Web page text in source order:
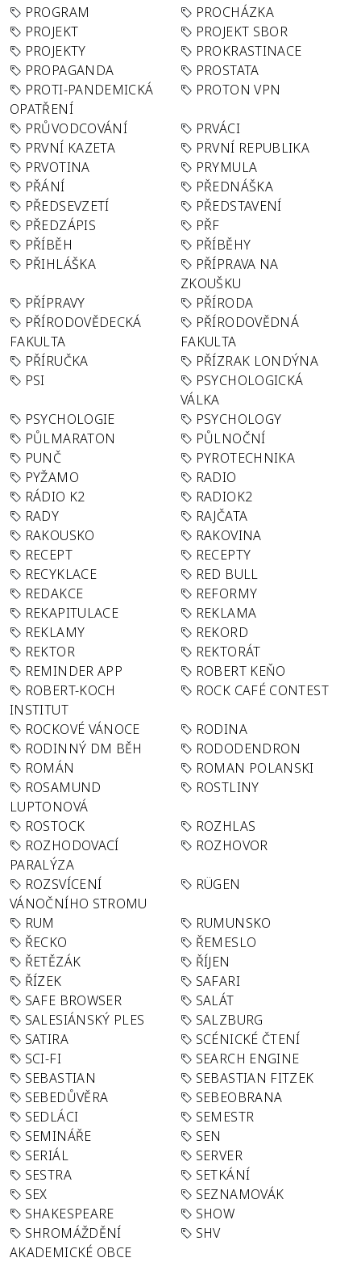
PROGRAM
PROCHÁZKA
PROJEKT
PROJEKT SBOR
PROJEKTY
PROKRASTINACE
PROPAGANDA
PROSTATA
PROTI-PANDEMICKÁ
OPATŘENÍ
PROTON VPN
PRŮVODCOVÁNÍ
PRVÁCI
PRVNÍ KAZETA
PRVNÍ REPUBLIKA
PRVOTINA
PRYMULA
PŘÁNÍ
PŘEDNÁŠKA
PŘEDSEVZETÍ
PŘEDSTAVENÍ
PŘEDZÁPIS
PŘF
PŘÍBĚH
PŘÍBĚHY
PŘIHLÁŠKA
PŘÍPRAVA NA
ZKOUŠKU
PŘÍPRAVY
PŘÍRODA
PŘÍRODOVĚDECKÁ
FAKULTA
PŘÍRODOVĚDNÁ
FAKULTA
PŘÍRUČKA
PŘÍZRAK LONDÝNA
PSI
PSYCHOLOGICKÁ
VÁLKA
PSYCHOLOGIE
PSYCHOLOGY
PŮLMARATON
PŮLNOČNÍ
PUNČ
PYROTECHNIKA
PYŽAMO
RADIO
RÁDIO K2
RADIOK2
RADY
RAJČATA
RAKOUSKO
RAKOVINA
RECEPT
RECEPTY
RECYKLACE
RED BULL
REDAKCE
REFORMY
REKAPITULACE
REKLAMA
REKLAMY
REKORD
REKTOR
REKTORÁT
REMINDER APP
ROBERT KEŇO
ROBERT-KOCH
INSTITUT
ROCK CAFÉ CONTEST
ROCKOVÉ VÁNOCE
RODINA
RODINNÝ DM BĚH
RODODENDRON
ROMÁN
ROMAN POLANSKI
ROSAMUND
LUPTONOVÁ
ROSTLINY
ROSTOCK
ROZHLAS
ROZHODOVACÍ
PARALÝZA
ROZHOVOR
ROZSVÍCENÍ
VÁNOČNÍHO STROMU
RÜGEN
RUM
RUMUNSKO
ŘECKO
ŘEMESLO
ŘETĚZÁK
ŘÍJEN
ŘÍZEK
SAFARI
SAFE BROWSER
SALÁT
SALESIÁNSKÝ PLES
SALZBURG
SATIRA
SCÉNICKÉ ČTENÍ
SCI-FI
SEARCH ENGINE
SEBASTIAN
SEBASTIAN FITZEK
SEBEDŮVĚRA
SEBEOBRANA
SEDLÁCI
SEMESTR
SEMINÁŘE
SEN
SERIÁL
SERVER
SESTRA
SETKÁNÍ
SEX
SEZNAMOVÁK
SHAKESPEARE
SHOW
SHROMÁŽDĚNÍ
AKADEMICKÉ OBCE
SHV